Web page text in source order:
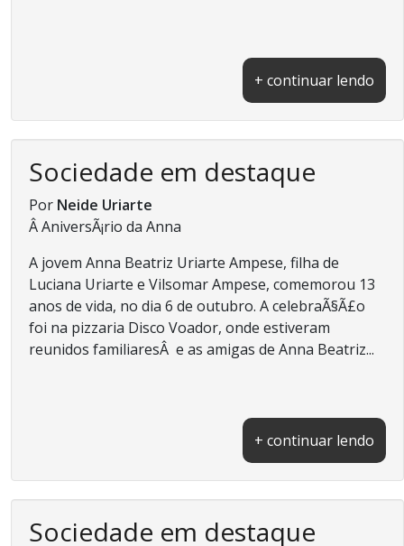
+ continuar lendo
Sociedade em destaque
Por Neide Uriarte
Â AniversÃ¡rio da Anna
A jovem Anna Beatriz Uriarte Ampese, filha de
Luciana Uriarte e Vilsomar Ampese, comemorou 13
anos de vida, no dia 6 de outubro. A celebraÃ§Ã£o
foi na pizzaria Disco Voador, onde estiveram
reunidos familiaresÂ e as amigas de Anna Beatriz...
+ continuar lendo
Sociedade em destaque